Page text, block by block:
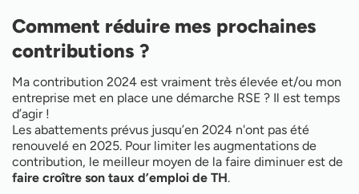
Comment réduire mes prochaines
contributions ?
Ma contribution 2024 est vraiment très élevée et/ou mon
entreprise met en place une démarche RSE ? Il est temps
d’agir !
Les abattements prévus jusqu’en 2024 n'ont pas été
renouvelé en 2025. Pour limiter les augmentations de
contribution, le meilleur moyen de la faire diminuer est de
faire croître son taux d’emploi de TH.